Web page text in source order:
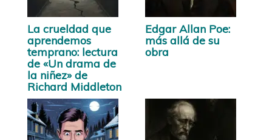
La crueldad que
aprendemos
temprano: lectura
de «Un drama de
la niñez» de
Richard Middleton
Edgar Allan Poe:
más allá de su
obra